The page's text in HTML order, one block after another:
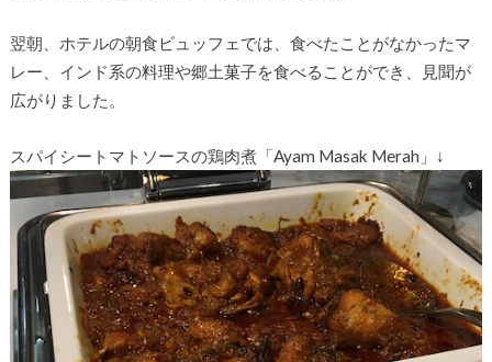
翌朝、ホテルの朝食ビュッフェでは、食べたことがなかったマ
レー、インド系の料理や郷土菓子を食べることができ、見聞が
広がりました。
スパイシートマトソースの鶏肉煮「Ayam Masak Merah」↓